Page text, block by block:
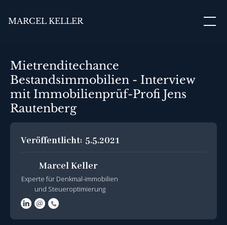
MARCEL KELLER
Veröffentlicht: 5.5.2021
Marcel Keller
Experte für Denkmal-immobilien
und Steueroptimierung
Mietrenditechance
Bestandsimmobilien - Interview
mit Immobilienprüf-Profi Jens
Rautenberg